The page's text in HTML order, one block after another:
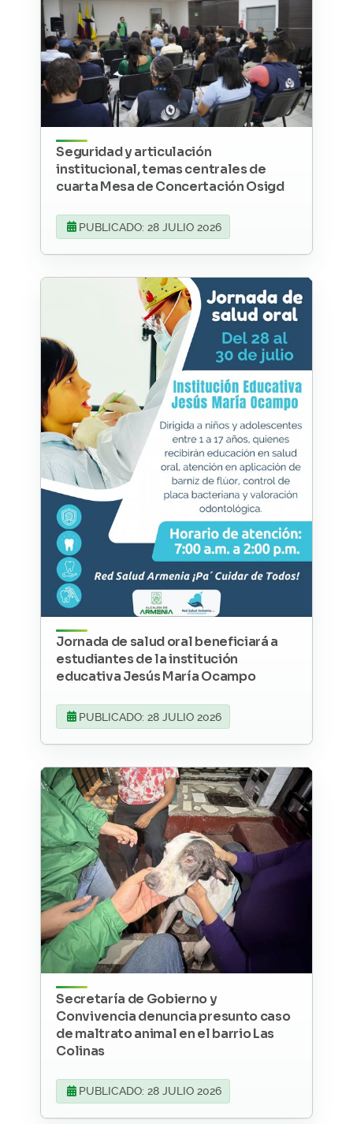
Seguridad y articulación
institucional, temas centrales de
cuarta Mesa de Concertación Osigd
PUBLICADO: 28 JULIO 2026
Jornada de salud oral beneficiará a
estudiantes de la institución
educativa Jesús María Ocampo
PUBLICADO: 28 JULIO 2026
Secretaría de Gobierno y
Convivencia denuncia presunto caso
de maltrato animal en el barrio Las
Colinas
PUBLICADO: 28 JULIO 2026